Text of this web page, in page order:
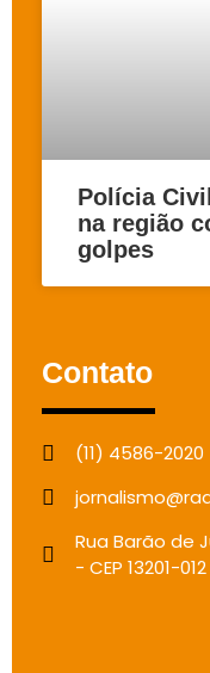
Polícia
na região
golpes
Contato
(11) 4586-2020
Rua Barão de
- CEP 13201-012